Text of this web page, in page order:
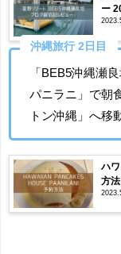
ー
沖縄旅行 2日目
「BEB5沖縄瀬
パニラニ」で朝
トン沖縄」へ移
ハ
方法